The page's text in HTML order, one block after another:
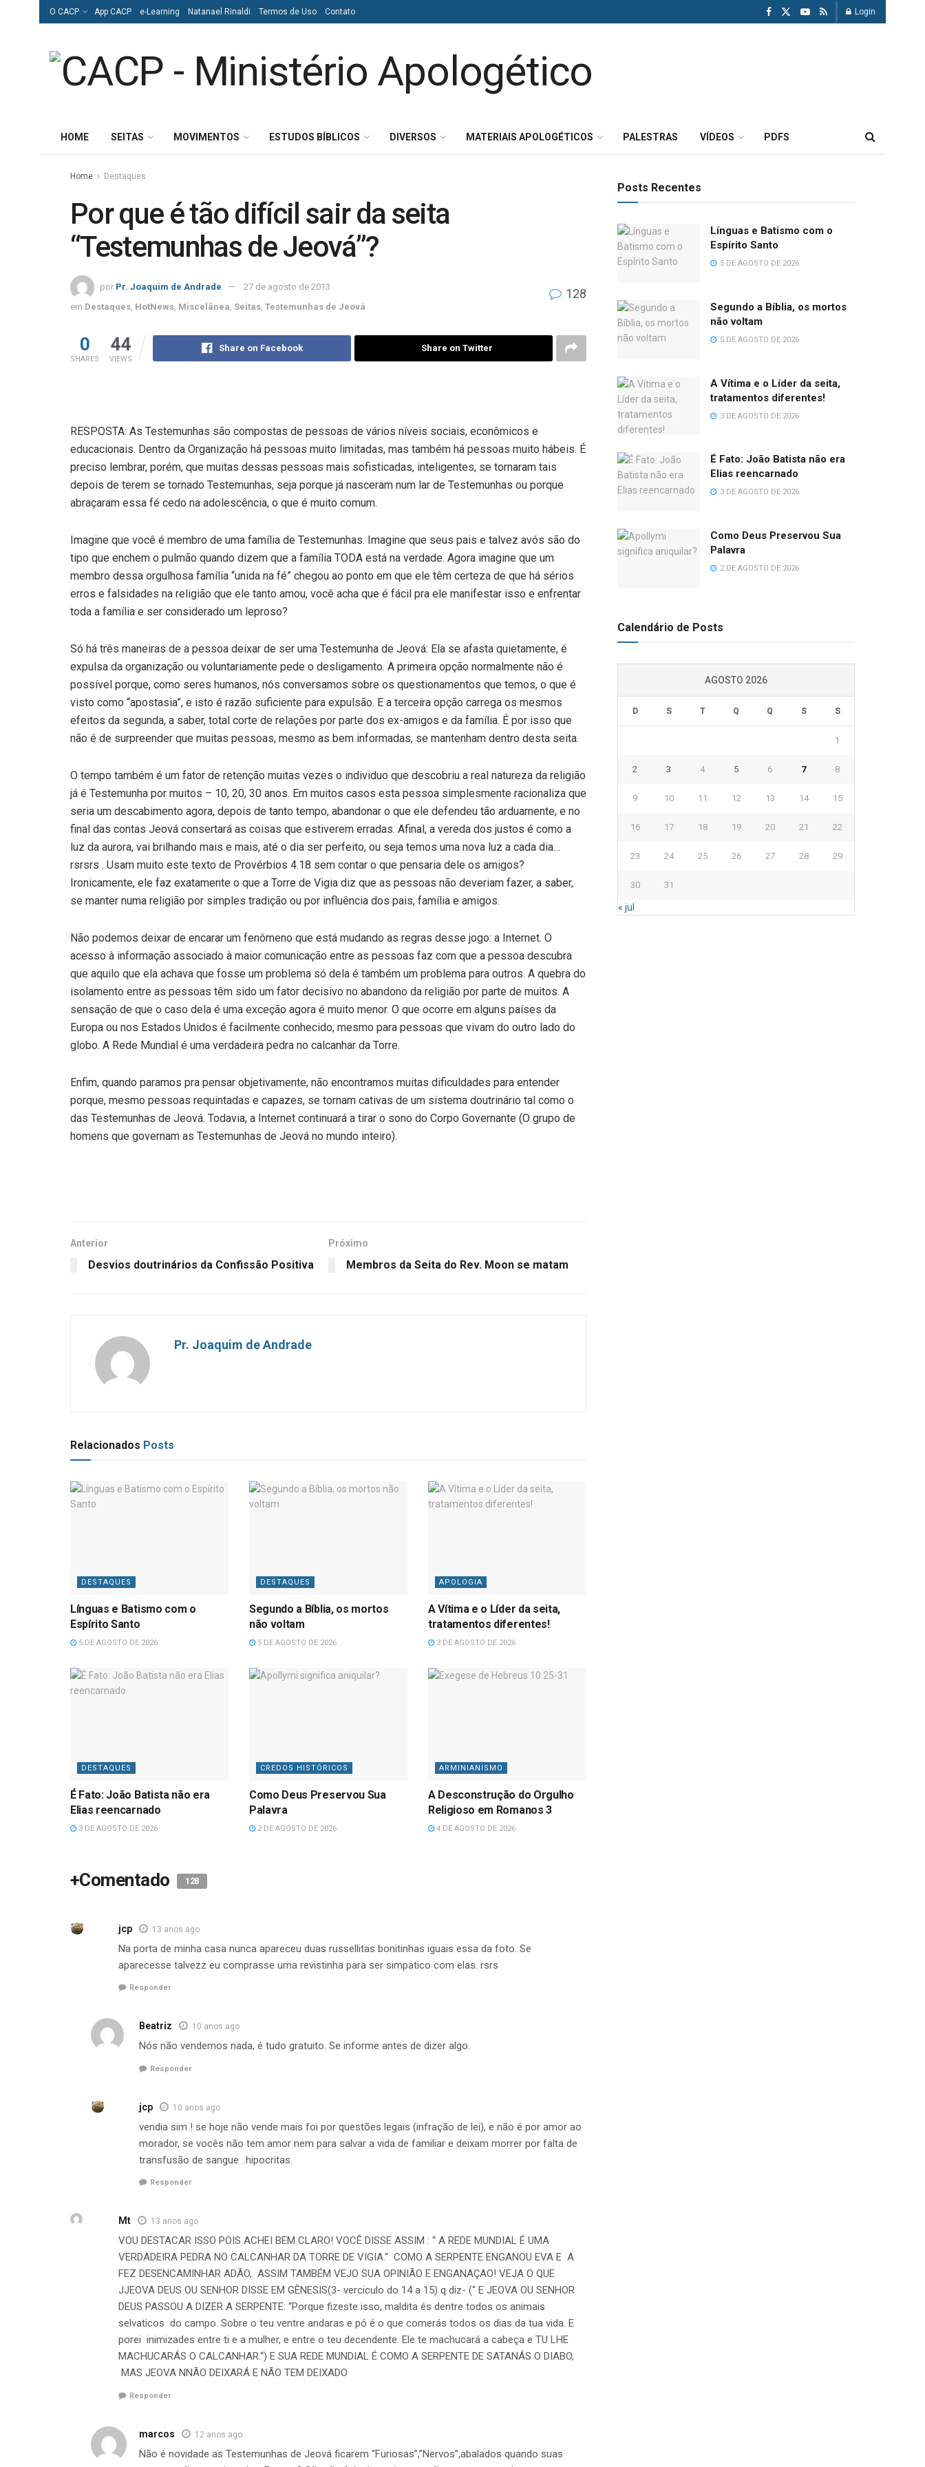
O CACP App CACP e-Learning Natanael Rinaldi Termos de Uso Contato Login
HOME SEITAS MOVIMENTOS ESTUDOS BÍBLICOS DIVERSOS MATERIAIS APOLOGÉTICOS PALESTRAS VÍDEOS PDFS
Home Destaques
Por que é tão difícil sair da seita
“Testemunhas de Jeová”?
por Pr. Joaquim de Andrade
27 de agosto de 2013
em Destaques HotNews Miscelânea Seitas Testemunhas de Jeová
128
0
SHARES
44
VIEWS
Share on Facebook Share on Twitter
RESPOSTA: As Testemunhas são compostas de pessoas de vários níveis sociais, econômicos e
educacionais. Dentro da Organização há pessoas muito limitadas, mas também há pessoas muito hábeis. É
preciso lembrar, porém, que muitas dessas pessoas mais sofisticadas, inteligentes, se tornaram tais
depois de terem se tornado Testemunhas, seja porque já nasceram num lar de Testemunhas ou porque
abraçaram essa fé cedo na adolescência, o que é muito comum.
Imagine que você é membro de uma família de Testemunhas. Imagine que seus pais e talvez avós são do
tipo que enchem o pulmão quando dizem que a família TODA está na verdade. Agora imagine que um
membro dessa orgulhosa família “unida na fé” chegou ao ponto em que ele têm certeza de que há sérios
erros e falsidades na religião que ele tanto amou, você acha que é fácil pra ele manifestar isso e enfrentar
toda a família e ser considerado um leproso?
Só há três maneiras de a pessoa deixar de ser uma Testemunha de Jeová: Ela se afasta quietamente, é
expulsa da organização ou voluntariamente pede o desligamento. A primeira opção normalmente não é
possível porque, como seres humanos, nós conversamos sobre os questionamentos que temos, o que é
visto como “apostasia”, e isto é razão suficiente para expulsão. E a terceira opção carrega os mesmos
efeitos da segunda, a saber, total corte de relações por parte dos ex-amigos e da família. É por isso que
não é de surpreender que muitas pessoas, mesmo as bem informadas, se mantenham dentro desta seita.
O tempo também é um fator de retenção muitas vezes o individuo que descobriu a real natureza da religião
já é Testemunha por muitos – 10, 20, 30 anos. Em muitos casos esta pessoa simplesmente racionaliza que
seria um descabimento agora, depois de tanto tempo, abandonar o que ele defendeu tão arduamente, e no
final das contas Jeová consertará as coisas que estiverem erradas. Afinal, a vereda dos justos é como a
luz da aurora, vai brilhando mais e mais, até o dia ser perfeito, ou seja temos uma nova luz a cada dia…
rsrsrs . Usam muito este texto de Provérbios 4.18 sem contar o que pensaria dele os amigos?
Ironicamente, ele faz exatamente o que a Torre de Vigia diz que as pessoas não deveriam fazer, a saber,
se manter numa religião por simples tradição ou por influência dos pais, família e amigos.
Não podemos deixar de encarar um fenômeno que está mudando as regras desse jogo: a Internet. O
acesso à informação associado à maior comunicação entre as pessoas faz com que a pessoa descubra
que aquilo que ela achava que fosse um problema só dela é também um problema para outros. A quebra do
isolamento entre as pessoas têm sido um fator decisivo no abandono da religião por parte de muitos. A
sensação de que o caso dela é uma exceção agora é muito menor. O que ocorre em alguns países da
Europa ou nos Estados Unidos é facilmente conhecido, mesmo para pessoas que vivam do outro lado do
globo. A Rede Mundial é uma verdadeira pedra no calcanhar da Torre.
Enfim, quando paramos pra pensar objetivamente, não encontramos muitas dificuldades para entender
porque, mesmo pessoas requintadas e capazes, se tornam cativas de um sistema doutrinário tal como o
das Testemunhas de Jeová. Todavia, a Internet continuará a tirar o sono do Corpo Governante (O grupo de
homens que governam as Testemunhas de Jeová no mundo inteiro).
Anterior
Desvios doutrinários da Confissão Positiva
Próximo
Membros da Seita do Rev. Moon se matam
Pr. Joaquim de Andrade
Relacionados Posts
DESTAQUES
Línguas e Batismo com o
Espírito Santo
5 DE AGOSTO DE 2026
DESTAQUES
Segundo a Bíblia, os mortos
não voltam
5 DE AGOSTO DE 2026
APOLOGIA
A Vítima e o Líder da seita,
tratamentos diferentes!
3 DE AGOSTO DE 2026
DESTAQUES
É Fato: João Batista não era
Elias reencarnado
3 DE AGOSTO DE 2026
CREDOS HISTÓRICOS
Como Deus Preservou Sua
Palavra
2 DE AGOSTO DE 2026
ARMINIANISMO
A Desconstrução do Orgulho
Religioso em Romanos 3
4 DE AGOSTO DE 2026
+Comentado 128
jcp 13 anos ago
Na porta de minha casa nunca apareceu duas russellitas bonitinhas iguais essa da foto. Se
aparecesse talvezz eu comprasse uma revistinha para ser simpatico com elas. rsrs
Responder
Beatriz 10 anos ago
Nós não vendemos nada, é tudo gratuito. Se informe antes de dizer algo.
Responder
jcp 10 anos ago
vendia sim ! se hoje não vende mais foi por questões legais (infração de lei), e não é por amor ao
morador, se vocês não tem amor nem para salvar a vida de familiar e deixam morrer por falta de
transfusão de sangue ..hipocritas.
Responder
Mt 13 anos ago
VOU DESTACAR ISSO POIS ACHEI BEM CLARO! VOCÊ DISSE ASSIM : “ A REDE MUNDIAL É UMA
VERDADEIRA PEDRA NO CALCANHAR DA TORRE DE VIGIA.“ COMO A SERPENTE ENGANOU EVA E A
FEZ DESENCAMINHAR ADÃO, ASSIM TAMBÉM VEJO SUA OPINIÃO E ENGANAÇAO! VEJA O QUE
JJEOVA DEUS OU SENHOR DISSE EM GÊNESIS(3- verciculo do 14 a 15) q diz- (“ E JEOVA OU SENHOR
DEUS PASSOU A DIZER A SERPENTE: “Porque fizeste isso, maldita és dentre todos os animais
selvaticos do campo. Sobre o teu ventre andaras e pó é o que comerás todos os dias da tua vida. E
porei inimizades entre ti e a mulher, e entre o teu decendente. Ele te machucará a cabeça e TU LHE
MACHUCARÁS O CALCANHAR.“) E SUA REDE MUNDIAL É COMO A SERPENTE DE SATANÁS O DIABO,
MAS JEOVA NNÃO DEIXARÁ E NÃO TEM DEIXADO
Responder
marcos 12 anos ago
Não é novidade as Testemunhas de Jeová ficarem “Furiosas”,”Nervos”,abalados quando suas
Posts Recentes
Línguas e Batismo com o
Espírito Santo
5 DE AGOSTO DE 2026
Segundo a Bíblia, os mortos
não voltam
5 DE AGOSTO DE 2026
A Vítima e o Líder da seita,
tratamentos diferentes!
3 DE AGOSTO DE 2026
É Fato: João Batista não era
Elias reencarnado
3 DE AGOSTO DE 2026
Como Deus Preservou Sua
Palavra
2 DE AGOSTO DE 2026
Calendário de Posts
AGOSTO 2026
D S T Q Q S S
1
2 3 4 5 6 7 8
9 10 11 12 13 14 15
16 17 18 19 20 21 22
23 24 25 26 27 28 29
30 31
« jul